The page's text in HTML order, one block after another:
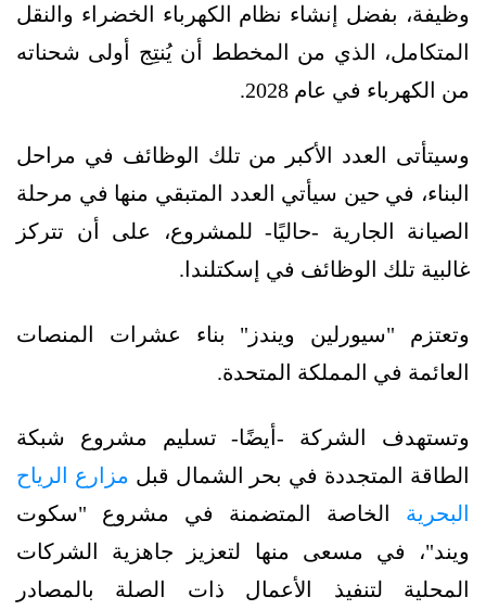
وظيفة، بفضل إنشاء نظام الكهرباء الخضراء والنقل
المتكامل، الذي من المخطط أن يُنتِج أولى شحناته
من الكهرباء في عام 2028.
وسيتأتى العدد الأكبر من تلك الوظائف في مراحل
البناء، في حين سيأتي العدد المتبقي منها في مرحلة
الصيانة الجارية -حاليًا- للمشروع، على أن تتركز
غالبية تلك الوظائف في إسكتلندا.
وتعتزم "سيورلين ويندز" بناء عشرات المنصات
العائمة في المملكة المتحدة.
وتستهدف الشركة -أيضًا- تسليم مشروع شبكة
الطاقة المتجددة في بحر الشمال قبل مزارع الرياح
البحرية الخاصة المتضمنة في مشروع "سكوت
ويند"، في مسعى منها لتعزيز جاهزية الشركات
المحلية لتنفيذ الأعمال ذات الصلة بالمصادر